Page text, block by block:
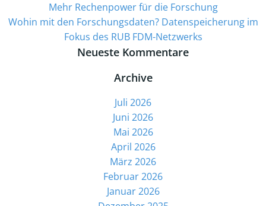
Mehr Rechenpower für die Forschung
­Wohin mit den Forschungsdaten? Datenspeicherung im
Fokus des RUB FDM-Netzwerks
Neueste Kommentare
Archive
Juli 2026
Juni 2026
Mai 2026
April 2026
März 2026
Februar 2026
Januar 2026